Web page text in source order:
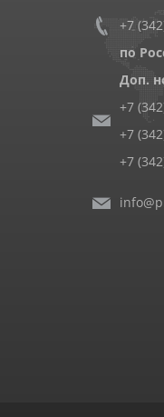
+7
по
Доп.
+7
+7
+7